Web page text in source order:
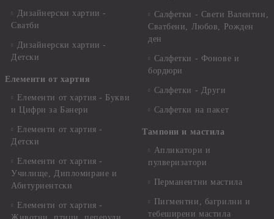
Дизайнерски хартии -
Сватби
Дизайнерски хартии -
Детски
Елементи от хартия
Елементи от хартия - Букви
и Цифри за Банери
Елементи от хартия -
Детски
Елементи от хартия -
Училище, Дипломиране и
Абитуриентски
Елементи от хартия -
Салфетки - Свети Валентин,
Сватбени, Любов, Рожден
ден
Салфетки - Фонове и
бордюри
Салфетки - Други
Салфетки на пакет
Тампони и мастила
Апликатори и
пулверизатори
Перманентни мастила
Пигментни, багрилни и
тебеширени мастила